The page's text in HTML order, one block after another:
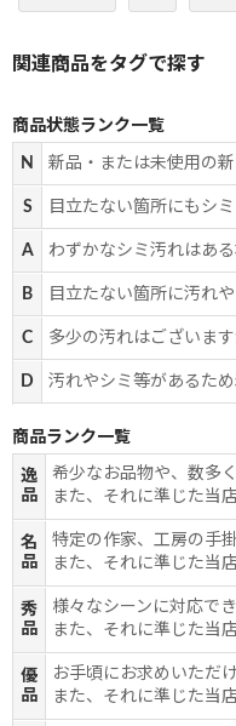
商品状態ランク一覧
N 新品・または未使用の
S 目立たない箇所にもシ
A わずかなシミ汚れはあ
B 目立たない箇所に汚れ
C 多少の汚れはございま
D 汚れやシミ等があるた
商品ランク一覧
逸
品
希少なお品物や、数多
また、それに準じた当
名
品
特定の作家、工房の手
また、それに準じた当
秀
品
様々なシーンに対応で
また、それに準じた当
優
品
お手頃にお求めいただ
また、それに準じた当